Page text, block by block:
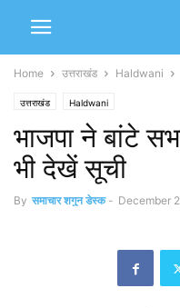
Home उत्तराखंड Haldwani
उत्तराखंड Haldwani
भाजपा ने बांटे
भी देखें सूची
By समाचार शगुन डेस्क - December